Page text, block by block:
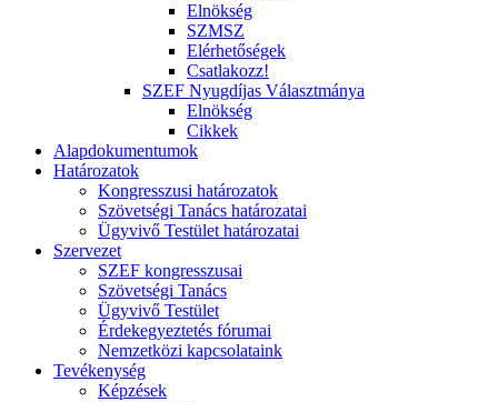
Elnökség
SZMSZ
Elérhetőségek
Csatlakozz!
SZEF Nyugdíjas Választmánya
Elnökség
Cikkek
Alapdokumentumok
Határozatok
Kongresszusi határozatok
Szövetségi Tanács határozatai
Ügyvivő Testület határozatai
Szervezet
SZEF kongresszusai
Szövetségi Tanács
Ügyvivő Testület
Érdekegyeztetés fórumai
Nemzetközi kapcsolataink
Tevékenység
Képzések